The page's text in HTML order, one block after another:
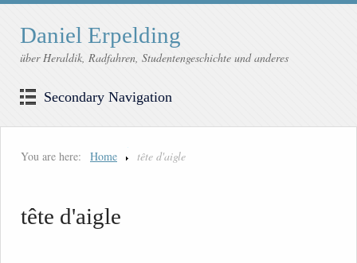
Daniel Erpelding
über Heraldik, Radfahren, Studentengeschichte und anderes
Secondary Navigation
You are here: Home tête d'aigle
tête d'aigle